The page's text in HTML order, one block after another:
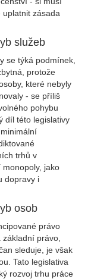
zásada
služeb
se týká podmínek,
protože
které nebyly
- se příliš
pohybu
díl této legislativy
trhů v
jako
dopravy i
osob
právo
právo,
sleduje, je však
Tato legislativa
rozvoj trhu práce